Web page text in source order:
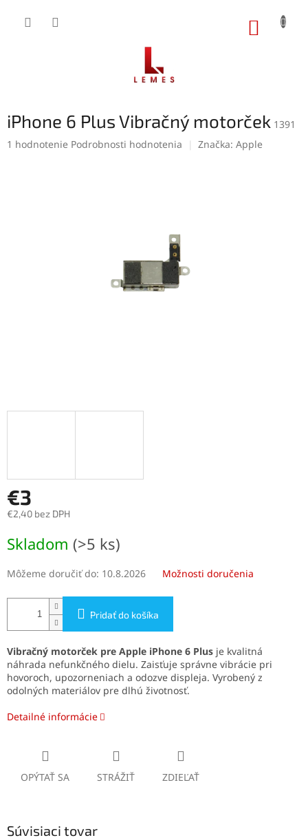
iPhone 6 Plus Vibračný motorček 1391
Priemerné
1 hodnotenie Podrobnosti hodnotenia Značka: Apple
€3
€2,40 bez DPH
cena:
Skladom (>5 ks)
Môžeme doručiť do: 10.8.2026 Možnosti doručenia
Pridať do košíka
Vibračný motorček pre Apple iPhone 6 Plus je kvalitná
náhrada nefunkčného dielu. Zaisťuje správne vibrácie pri
hovoroch, upozorneniach a odozve displeja. Vyrobený z
odolných materiálov pre dlhú životnosť.
Detailné informácie
OPÝTAŤ SA STRÁŽIŤ ZDIEĽAŤ
Súvisiaci tovar